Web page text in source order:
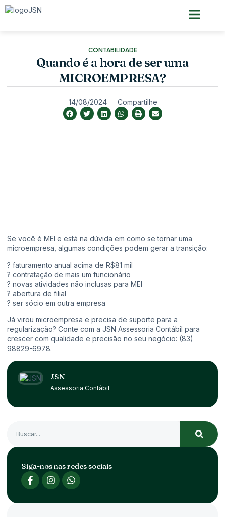
CONTABILIDADE
Quando é a hora de ser uma
MICROEMPRESA?
14/08/2024 Compartilhe
Se você é MEI e está na dúvida em como se tornar uma
microempresa, algumas condições podem gerar a transição:
? faturamento anual acima de R$81 mil
? contratação de mais um funcionário
? novas atividades não inclusas para MEI
? abertura de filial
? ser sócio em outra empresa
Já virou microempresa e precisa de suporte para a
regularização? Conte com a JSN Assessoria Contábil para
crescer com qualidade e precisão no seu negócio: (83)
98829-6978.
JSN
Assessoria Contábil
Siga-nos nas redes sociais